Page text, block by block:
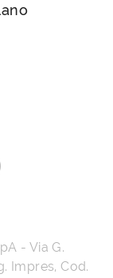
- Via G.
Impres, Cod.